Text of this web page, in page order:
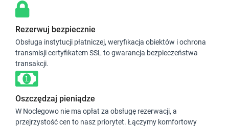
Rezerwuj bezpiecznie
Obsługa instytucji płatniczej, weryfikacja obiektów i ochrona
transmisji certyfikatem SSL to gwarancja bezpieczeństwa
transakcji.
Oszczędzaj pieniądze
W Noclegowo nie ma opłat za obsługę rezerwacji, a
przejrzystość cen to nasz priorytet. Łączymy komfortowy